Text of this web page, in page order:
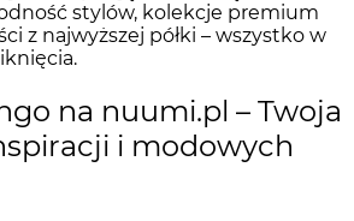
stylów, kolekcje premium
z najwyższej półki – wszystko w
na nuumi.pl – Twoja
i modowych